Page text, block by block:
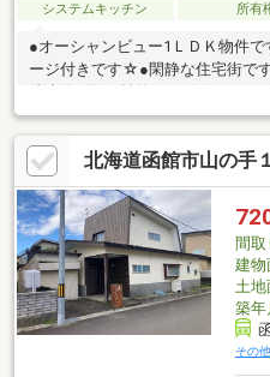
システムキッチン
所有
●オーシャンビュー1ＬＤＫ物件
ージ付きです☆●閑静な住宅街で
1700ｍ)☆●函館上湯川郵便局ま
告知事項があります。※ガレージ
合あります。※返済例は【変動金
入年数35年の場合で算出してお
る場合があります。
北海道函館市山の手
間取
建物
土地
築年
その